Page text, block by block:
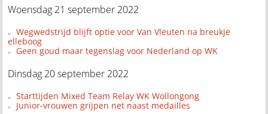
Woensdag 21 september 2022
Wegwedstrijd blijft optie voor Van Vleuten na breukje
elleboog
Geen goud maar tegenslag voor Nederland op WK
Dinsdag 20 september 2022
Starttijden Mixed Team Relay WK Wollongong
Junior-vrouwen grijpen net naast medailles